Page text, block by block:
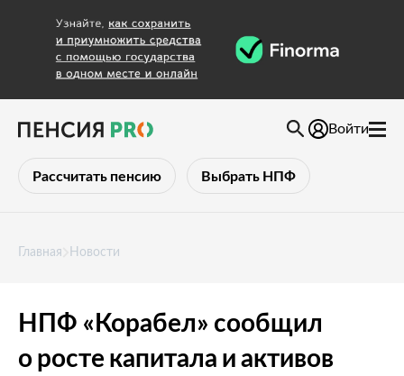
Рассчитать пенсию Выбрать НПФ
Войти
Главная Новости
НПФ «Корабел» сообщил
о росте капитала и активов